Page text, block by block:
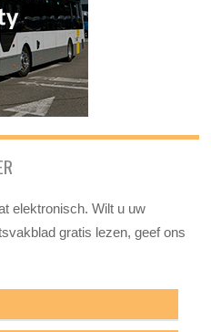
elektronisch. Wilt u uw
gratis lezen, geef ons